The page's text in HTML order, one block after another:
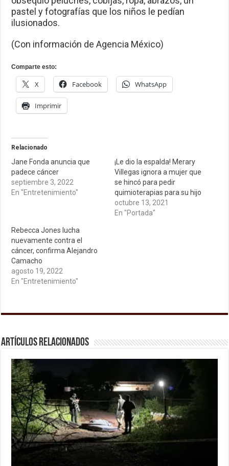
pastel y fotografías que los niños le pedían
ilusionados.
(Con información de Agencia México)
Comparte esto:
X Facebook WhatsApp
Imprimir
Relacionado
Jane Fonda anuncia que
padece cáncer
septiembre 3, 2022
En "Entretenimiento"
¡Le dio la espalda! Merary
Villegas ignora a mujer que
se hincó para pedir
quimioterapias para su hijo
octubre 13, 2021
En "Portada"
Rebecca Jones lucha
nuevamente contra el
cáncer, confirma Alejandro
Camacho
agosto 19, 2022
En "Entretenimiento"
Artículos relacionados